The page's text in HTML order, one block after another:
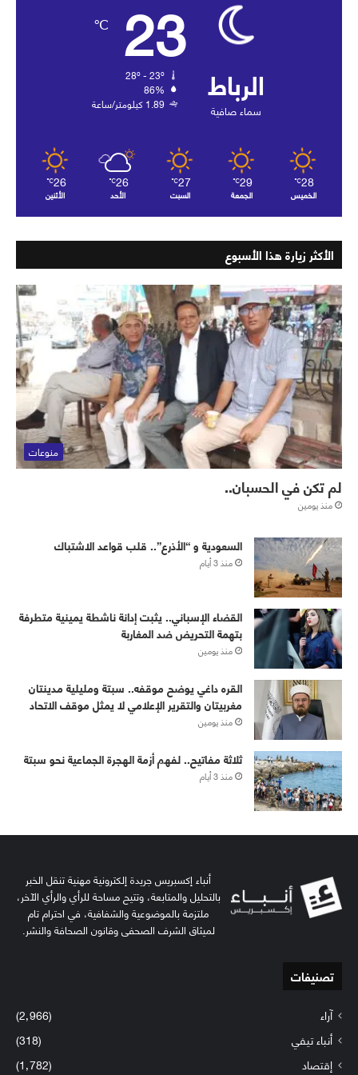
الرباط
سماء صافية
23
℃
86%
1.89 كيلومتر/ساعة
28
℃
الخميس
29
℃
الجمعة
27
℃
السبت
26
℃
الأحد
26
℃
الأثنين
الأكثر زيارة هذا الأسبوع
منوعات
لم تكن في الحسبان..
منذ يومين
‏⁧‫السعودية‬⁩ و “الأذرع”.. قلب قواعد الاشتباك
منذ 3 أيام
القضاء الإسباني.. يثبت إدانة ناشطة يمينية متطرفة
بتهمة التحريض ضد المغاربة
منذ يومين
القره داغي يوضح موقفه.. سبتة ومليلية مدينتان
مغربيتان والتقرير الإعلامي لا يمثل موقف الاتحاد
منذ يومين
ثلاثة مفاتيح.. لفهم أزمة الهجرة الجماعية نحو سبتة
منذ 3 أيام
أنباء إكسبريس جريدة إلكترونية مهنية تنقل الخبر
بالتحليل والمتابعة، وتتيح مساحة للرأي والرأي الآخر،
ملتزمة بالموضوعية والشفافية، في احترام تام
لميثاق الشرف الصحفي وقانون الصحافة والنشر.
تصنيفات
آراء
(2٬966)
أنباء تيفي
(318)
إقتصاد
(1٬782)